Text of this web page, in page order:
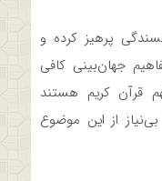
پرهیز کرده و
جهان‌بینی کافی
قرآن کریم هستند
بی‌نیاز از این موضوع